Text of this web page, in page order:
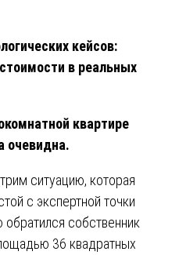
кейсов:
в реальных
квартире
очевидна.
ситуацию, которая
с экспертной точки
собственник
36 квадратных